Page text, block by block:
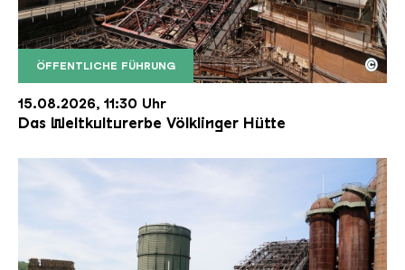
ÖFFENTLICHE FÜHRUNG
Der Erzschrägaufzug der Völklinger Hütte mit
Copyright: Weltkulturerbe Völklinger Hütte | Karl
©
15.08.2026, 11:30 Uhr
Das Weltkulturerbe Völklinger Hütte